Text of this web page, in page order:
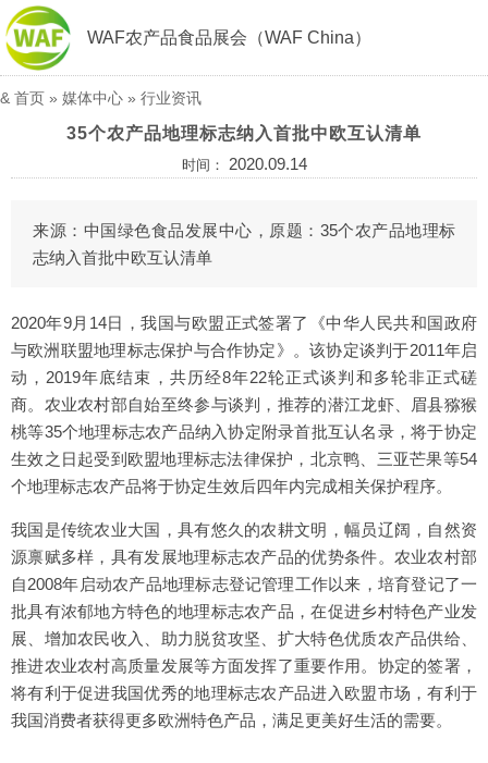
WAF农产品食品展会（WAF China）
& 首页 » 媒体中心 » 行业资讯
35个农产品地理标志纳入首批中欧互认清单
时间： 2020.09.14
来源：中国绿色食品发展中心，原题：35个农产品地理标
志纳入首批中欧互认清单
2020年9月14日，我国与欧盟正式签署了《中华人民共和国政府
与欧洲联盟地理标志保护与合作协定》。该协定谈判于2011年启
动，2019年底结束，共历经8年22轮正式谈判和多轮非正式磋
商。农业农村部自始至终参与谈判，推荐的潜江龙虾、眉县猕猴
桃等35个地理标志农产品纳入协定附录首批互认名录，将于协定
生效之日起受到欧盟地理标志法律保护，北京鸭、三亚芒果等54
个地理标志农产品将于协定生效后四年内完成相关保护程序。
我国是传统农业大国，具有悠久的农耕文明，幅员辽阔，自然资
源禀赋多样，具有发展地理标志农产品的优势条件。农业农村部
自2008年启动农产品地理标志登记管理工作以来，培育登记了一
批具有浓郁地方特色的地理标志农产品，在促进乡村特色产业发
展、增加农民收入、助力脱贫攻坚、扩大特色优质农产品供给、
推进农业农村高质量发展等方面发挥了重要作用。协定的签署，
将有利于促进我国优秀的地理标志农产品进入欧盟市场，有利于
我国消费者获得更多欧洲特色产品，满足更美好生活的需要。